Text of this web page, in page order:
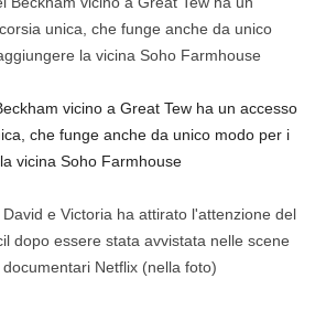
vicino a Great Tew ha un accesso
che funge anche da unico modo per i
vicina Soho Farmhouse